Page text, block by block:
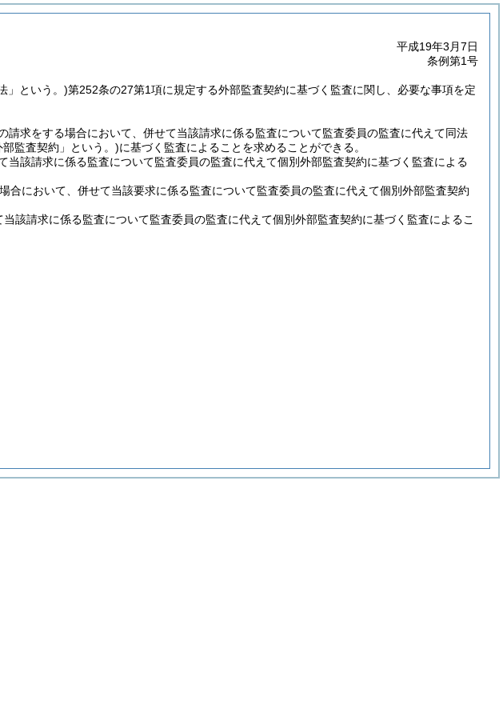
平成19年3月7日
条例第1号
」という。)第252条の27第1項に規定する外部監査契約に基づく監査に関し、必要な事項を定
求をする場合において、併せて当該請求に係る監査について監査委員の監査に代えて同法
監査契約」という。)に基づく監査によることを求めることができる。
該請求に係る監査について監査委員の監査に代えて個別外部監査契約に基づく監査による
合において、併せて当該要求に係る監査について監査委員の監査に代えて個別外部監査契約
該請求に係る監査について監査委員の監査に代えて個別外部監査契約に基づく監査によるこ